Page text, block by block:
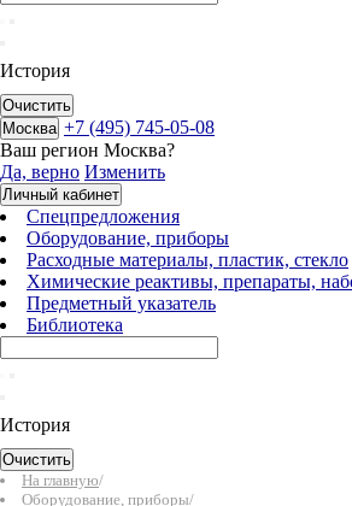
История
Очистить
Москва +7 (495) 745-05-08
Ваш регион Москва?
Да, верно Изменить
Личный кабинет
Спецпредложения
Оборудование, приборы
Расходные материалы, пластик, стекло
Химические реактивы, препараты,
Предметный указатель
Библиотека
История
Очистить
На главную/
Оборудование, приборы/